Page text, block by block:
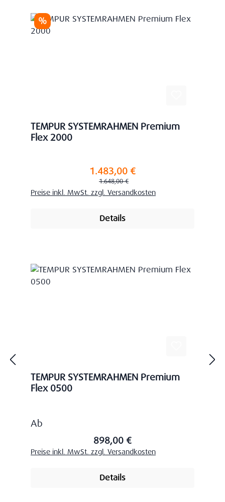
Rabatt
%
TEMPUR SYSTEMRAHMEN Premium
Flex 2000
Verkaufspreis:1.483,00 €
Regulärer Preis:
1.648,00 €
Preise inkl. MwSt. zzgl. Versandkosten
Details
TEMPUR SYSTEMRAHMEN Premium
Flex 0500
Regulärer Preis:
Ab
898,00 €
Preise inkl. MwSt. zzgl. Versandkosten
Details